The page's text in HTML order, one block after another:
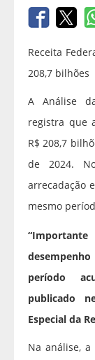
Receita
208,7 bilhões
A Análise
registra que
R$ 208,7
de 2024.
arrecadação
mesmo
período
publicado
Especial da
Na análise,